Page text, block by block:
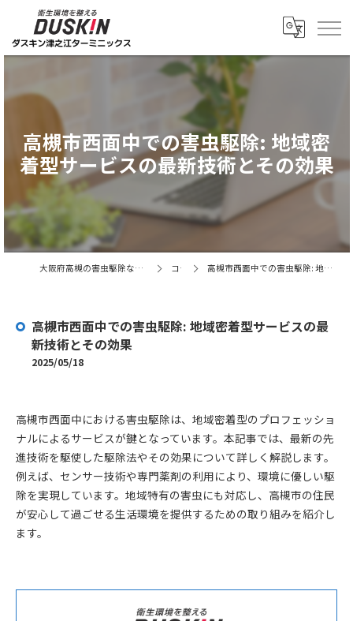
高槻市西面中での害虫駆除: 地域密
着型サービスの最新技術とその効果
大阪府高槻の害虫駆除ならダスキン津之江ターミニックス コラム 高槻市西面中での害虫駆除: 地域密着型サービスの最新技術とその効果
高槻市西面中での害虫駆除: 地域密着型サービスの最
新技術とその効果
2025/05/18
高槻市西面中における害虫駆除は、地域密着型のプロフェッショ
ナルによるサービスが鍵となっています。本記事では、最新の先
進技術を駆使した駆除法やその効果について詳しく解説します。
例えば、センサー技術や専門薬剤の利用により、環境に優しい駆
除を実現しています。地域特有の害虫にも対応し、高槻市の住民
が安心して過ごせる生活環境を提供するための取り組みを紹介し
ます。